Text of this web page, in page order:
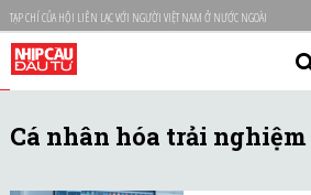
TẠP CHÍ CỦA HỘI LIÊN LẠC VỚI NGƯỜI VIỆT NAM Ở NƯỚC NGOÀI
Cá nhân hóa trải